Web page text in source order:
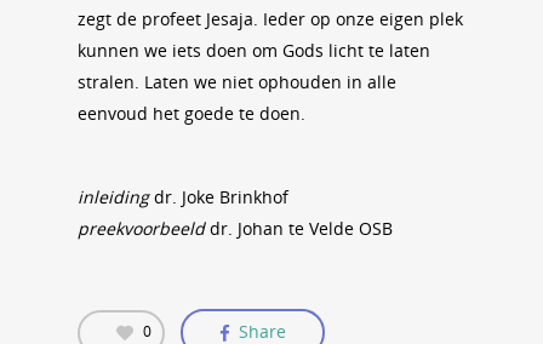
zegt de profeet Jesaja. Ieder op onze eigen plek
kunnen we iets doen om Gods licht te laten
stralen. Laten we niet ophouden in alle
eenvoud het goede te doen.
inleidingdr. Joke Brinkhof
preekvoorbeelddr. Johan te Velde OSB
0 Share